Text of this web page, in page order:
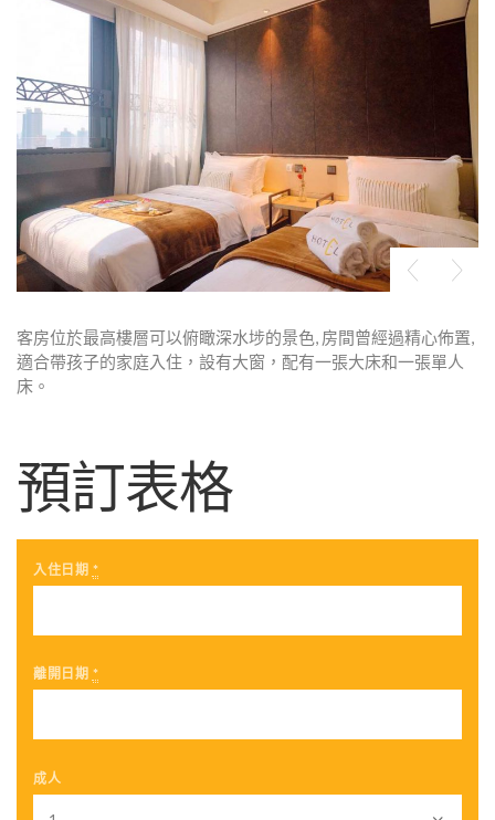
客房位於最高樓層可以俯瞰深水埗的景色, 房間曾經過精心佈置,
適合帶孩子的家庭入住，設有大窗，配有一張大床和一張單人
床。
預訂表格
入住日期 *
離開日期 *
成人